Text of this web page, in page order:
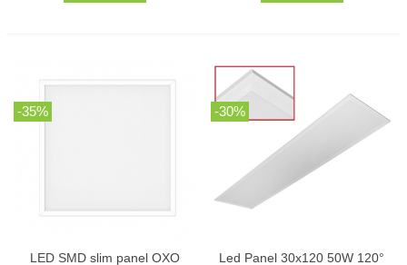
-35%
LED SMD slim panel OXO
-30%
Led Panel 30x120 50W 120°